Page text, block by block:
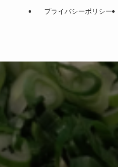
プライバシーポリシー